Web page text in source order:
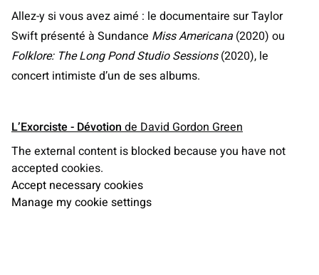
Allez-y si vous avez aimé : le documentaire sur Taylor
Swift présenté à Sundance Miss Americana (2020) ou
Folklore: The Long Pond Studio Sessions(2020), le
concert intimiste d’un de ses albums.
L’Exorciste - Dévotionde David Gordon Green
The external content is blocked because you have not
accepted cookies.
Accept necessary cookies
Manage my cookie settings